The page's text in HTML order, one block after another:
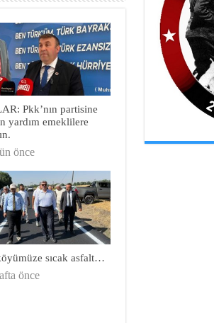
Pkk’nın partisine
yardım emeklilere
önce
sıcak asfalt…
önce